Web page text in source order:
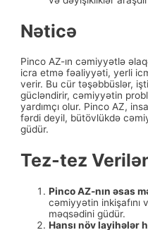
Nəticə
Pinco AZ-ın cəmiyyətlə
icra etmə fəaliyyəti, yerli
verir. Bu cür təşəbbüslər,
gücləndirir, cəmiyyətin
yardımçı olur. Pinco AZ,
fərdi deyil, bütövlükdə
güdür.
Tez-tez
Pinco AZ-nın əsas
cəmiyyətin inkişafını
məqsədini güdür.
Hansı növ layihələr